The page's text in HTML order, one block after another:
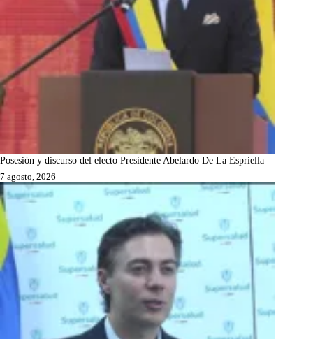
Posesión y discurso del electo Presidente Abelardo De La Espriella
7 agosto, 2026